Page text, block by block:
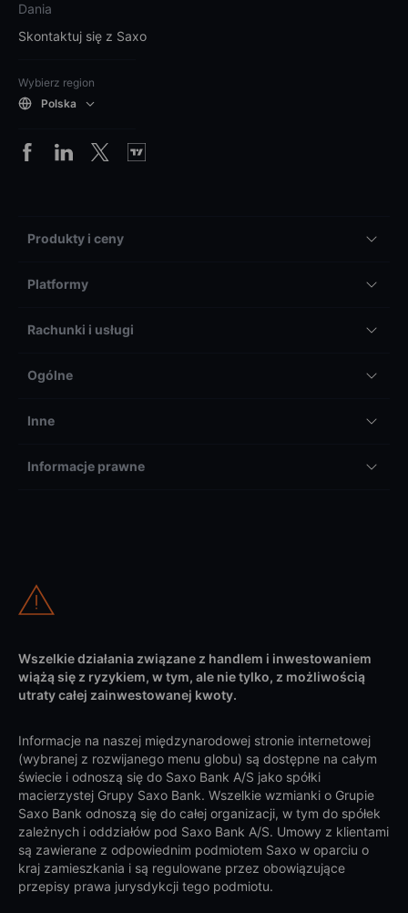
Dania
Skontaktuj się z Saxo
Wybierz region
Polska
Produkty i ceny
Platformy
Rachunki i usługi
Ogólne
Inne
Informacje prawne
Wszelkie działania związane z handlem i inwestowaniem
wiążą się z ryzykiem, w tym, ale nie tylko, z możliwością
utraty całej zainwestowanej kwoty.
Informacje na naszej międzynarodowej stronie internetowej
(wybranej z rozwijanego menu globu) są dostępne na całym
świecie i odnoszą się do Saxo Bank A/S jako spółki
macierzystej Grupy Saxo Bank. Wszelkie wzmianki o Grupie
Saxo Bank odnoszą się do całej organizacji, w tym do spółek
zależnych i oddziałów pod Saxo Bank A/S. Umowy z klientami
są zawierane z odpowiednim podmiotem Saxo w oparciu o
kraj zamieszkania i są regulowane przez obowiązujące
przepisy prawa jurysdykcji tego podmiotu.